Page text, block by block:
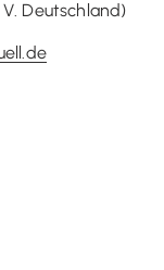
Deutschland)